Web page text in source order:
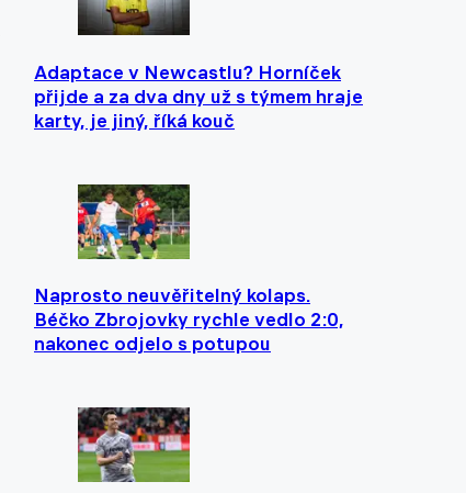
Adaptace v Newcastlu? Horníček
přijde a za dva dny už s týmem hraje
karty, je jiný, říká kouč
Naprosto neuvěřitelný kolaps.
Béčko Zbrojovky rychle vedlo 2:0,
nakonec odjelo s potupou